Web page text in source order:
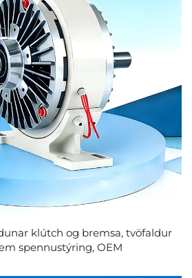
klútch og bremsa, tvöfaldur
spennustýring, OEM